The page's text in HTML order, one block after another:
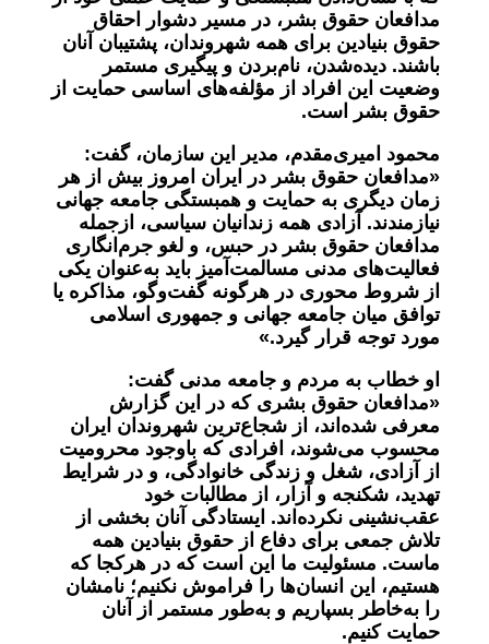
مدافعان حقوق بشر، در مسیر دشوار احقاق
حقوق بنیادین برای همه شهروندان، پشتیبان آنان
باشند. دیده‌شدن، نام‌بردن و پیگیری مستمر
وضعیت این افراد از مؤلفه‌های اساسی حمایت از
حقوق بشر است.
محمود امیری‌مقدم، مدیر این سازمان، گفت:
«مدافعان حقوق بشر در ایران امروز بیش از هر
زمان دیگری به حمایت و همبستگی جامعه جهانی
نیازمندند. آزادی همه زندانیان سیاسی، ازجمله
مدافعان حقوق بشر در حبس، و لغو جرم‌انگاری
فعالیت‌های مدنی مسالمت‌آمیز باید به‌عنوان یکی
از شروط محوری در هرگونه گفت‌وگو، مذاکره یا
توافق میان جامعه جهانی و جمهوری اسلامی
مورد توجه قرار گیرد.»
او خطاب به مردم و جامعه مدنی گفت:
«مدافعان حقوق بشری که در این گزارش
معرفی شده‌اند، از شجاع‌ترین شهروندان ایران
محسوب می‌شوند، افرادی که باوجود محرومیت
از آزادی، شغل و زندگی خانوادگی، و در شرایط
تهدید، شکنجه و آزار، از مطالبات خود
عقب‌نشینی نکرده‌اند. ایستادگی آنان بخشی از
تلاش جمعی برای دفاع از حقوق بنیادین همه
ماست. مسئولیت ما این است که در هرکجا که
هستیم، این انسان‌ها را فراموش نکنیم؛ نامشان
را به‌خاطر بسپاریم و به‌طور مستمر از آنان
حمایت کنیم.